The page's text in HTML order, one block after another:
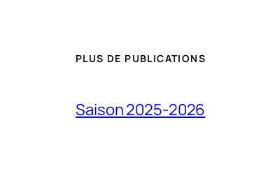
PLUS DE PUBLICATIONS
Saison 2025-2026